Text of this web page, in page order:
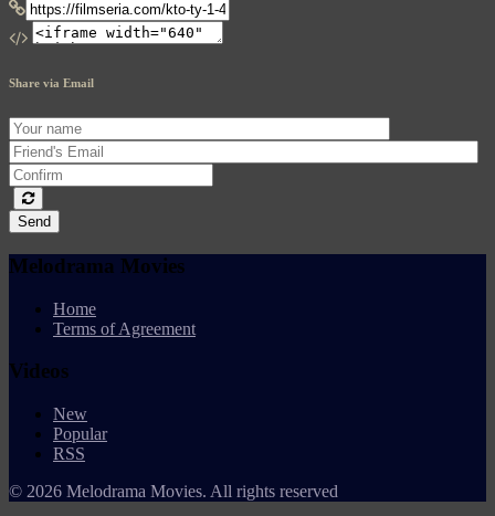
Share via Email
Send
Melodrama Movies
Home
Terms of Agreement
Videos
New
Popular
RSS
© 2026 Melodrama Movies. All rights reserved